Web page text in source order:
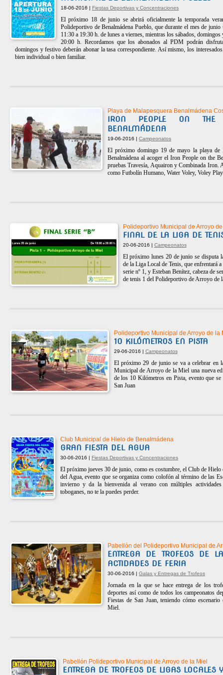
18-06-2016 | Fiestas Deportivas y Concentraciones
El próximo 18 de junio se abrirá oficialmente la temporada
Polideportivo de Benalmádena Pueblo, que durante el mes de
11:30 a 19:30 h. de lunes a viernes, mientras los sábados,
20:00 h. Recordamos que los abonados al PDM podrán
domingos y festivo deberán abonar la tasa correspondiente. Así mismo, los
bien individual o bien familiar.
Playa de Malapesquera Benalmádena
IRON PEOPLE ON
BENALMÁDENA
19-06-2016 | Campeonatos
El próximo domingo 19 de mayo la playa de
Benalmádena al acoger el Iron People on the
pruebas Travesía, Aquairon y Combinada Iron.
como Futbolín Humano, Water Voley, Voley
Polideportivo Municipal de Arroyo
FINAL DE LA LIGA DE
20-06-2016 | Campeonatos
El próximo lunes 20 de junio se
de la Liga Local de Tenis, que enfrentará
serie nº 1, y Esteban Benítez, cabeza de
de tenis 1 del Polideportivo de Arroyo de
Polideportivo Municipal de Arroyo de la
10 KILÓMETROS EN PISTA
29-06-2016 | Campeonatos
El próximo 29 de junio se va a celebrar en
Municipal de Arroyo de la Miel una nueva
de los 10 Kilómetros en Pista, evento que
San Juan
Club Municipal de Hielo de Benalmádena
GRAN FIESTA DEL AGUA
30-06-2016 | Fiestas Deportivas y Concentraciones
El próximo jueves 30 de junio, como es costumbre, el Club de Hielo
del Agua, evento que se organiza como colofón al término de las
invierno y da la bienvenida al verano con múltiples
toboganes, no te la puedes perder.
Pabellón del Polideportivo Municipal de
ENTREGA DE TROFEOS DE
ACTIDADES DE FERIA
30-06-2016 | Galas y Entregas de Trofeos
Jornada en la que se hace entrega de los
deportes así como de todos los campeonatos
Fiestas de San Juan, teniendo cómo
Miel.
Pabellón Polideportivo Municipal de Arroyo de la Miel
ENTREGA DE TROFEOS DE LIGAS LOCALES